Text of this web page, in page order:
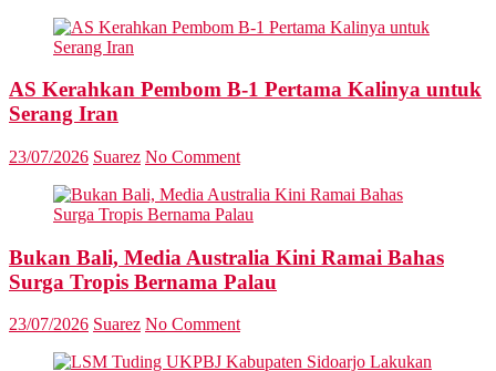
AS Kerahkan Pembom B-1 Pertama Kalinya untuk
Serang Iran
23/07/2026 Suarez No Comment
Bukan Bali, Media Australia Kini Ramai Bahas
Surga Tropis Bernama Palau
23/07/2026 Suarez No Comment